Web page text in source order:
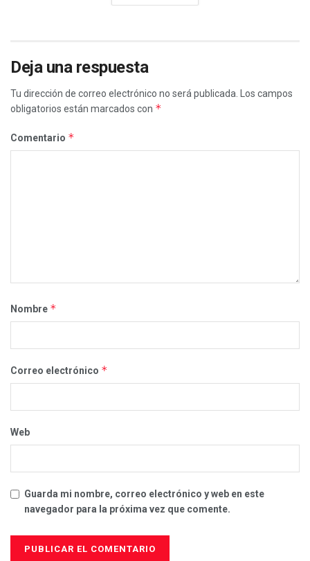
Deja una respuesta
Tu dirección de correo electrónico no será publicada.
Los campos
obligatorios están marcados con *
Comentario *
Nombre *
Correo electrónico *
Web
Guarda mi nombre, correo electrónico y web en este
navegador para la próxima vez que comente.